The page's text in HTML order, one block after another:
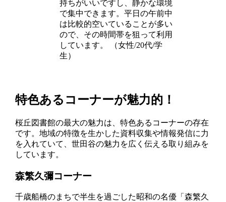
持ちがいいですし、静かな環境
で集中できます。平日の午前中
は比較的空いていることが多い
ので、その時間帯を狙って利用
しています。 （女性/20代/学
生）
特色あるコーナーが魅力的！
桜丘図書館の最大の魅力は、特色あるコーナーの存在
です。地域の特徴を生かした資料収集や情報発信に力
を入れていて、世田谷の魅力を広く伝える取り組みを
しています。
森繁久彌コーナー
千歳船橋のまちで半生を過ごした昭和の名優「森繁久